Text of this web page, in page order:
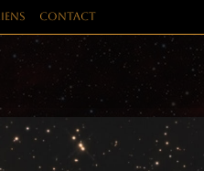
Contact